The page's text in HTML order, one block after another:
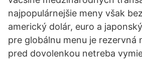
najpopulárnejšie meny však
americký dolár, euro a
pre globálnu menu je rezervná
pred dovolenkou netreba